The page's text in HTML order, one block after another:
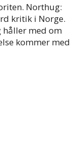
Northug:
kritik i Norge.
håller med om
kommer med